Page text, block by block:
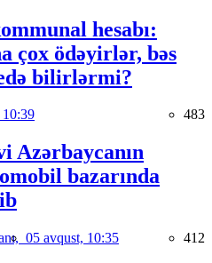
hesabı:
çox ödəyirlər, bəs
bilirlərmi?
10:39 483
Azərbaycanın
bazarında
05 avqust, 10:35 412